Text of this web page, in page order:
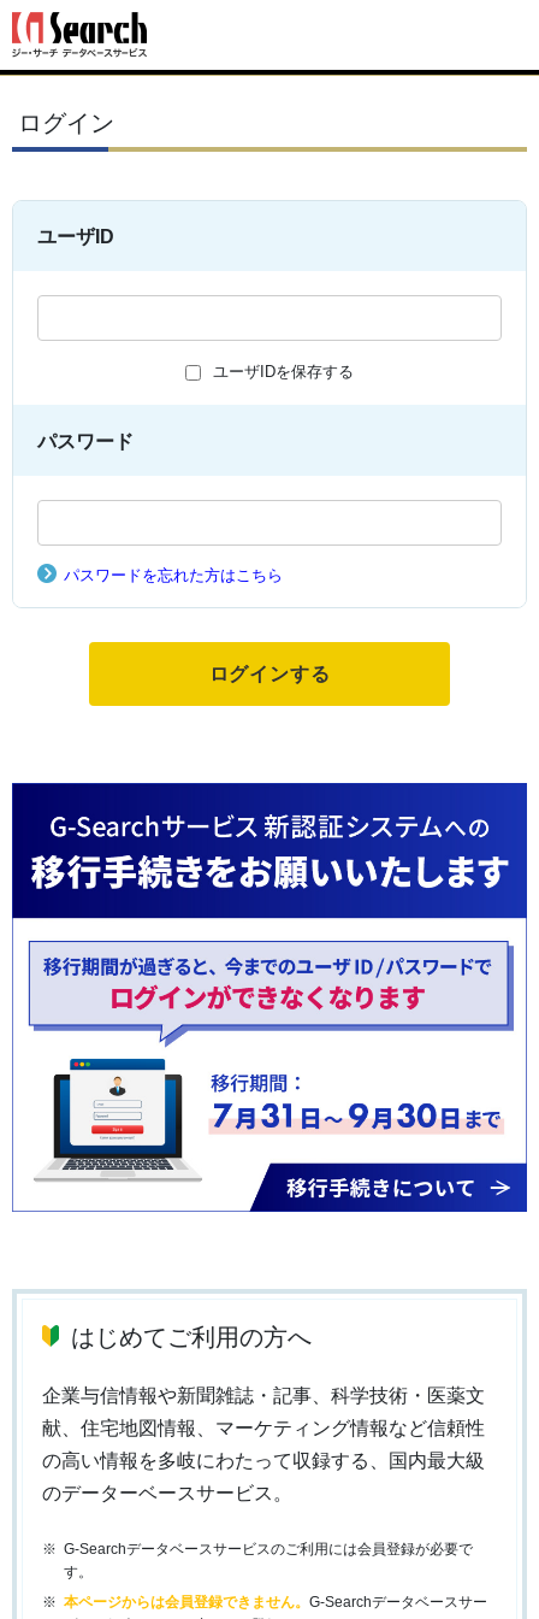
ログイン
ユーザID
ユーザIDを保存する
パスワード
パスワードを忘れた方はこちら
はじめてご利用の方へ
企業与信情報や新聞雑誌・記事、科学技術・医薬文
献、住宅地図情報、マーケティング情報など信頼性
の高い情報を多岐にわたって収録する、国内最大級
のデーターベースサービス。
G-Searchデータベースサービスのご利用には会員登録が必要で
す。
本ページからは会員登録できません。 G-Searchデータベースサー